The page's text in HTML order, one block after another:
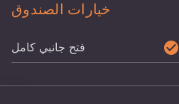
خيارات الصندوق
فتح جانبي كامل check_circle